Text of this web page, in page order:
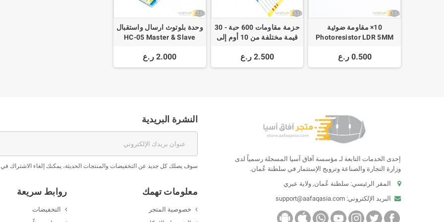
10× مقاومة ضوئية
Photoresistor LDR 5MM
0.500 ر.ع
حزمة مقاومات 600 حبة - 30
قيمة مختلفة من 10 أوم إلى
2.500 ر.ع
وحدة بلوتوث ارسال واستقبال
HC-05 Master & Slave
2.000 ر.ع
إحدى الخدمات التابعة لـ مؤسسة آفاق آسيا المسجلة رسمياً لدى
وزارة التجارة والصناعة وترويج الإستثمار في سلطنة عُمان.
المقر الرئيسي: سلطنة عُمان, ولاية عبري
البريد الإلكتروني: support@aafaqasia.com
النشرة البريدية
سوف يصلك كل جديد عن التخفيضات والمنتجات الحديثة، يمكنك إلغاء الاشتراك
معلومات تهمك
خصوصية المتجر
روابط سريعة
التخفيضات